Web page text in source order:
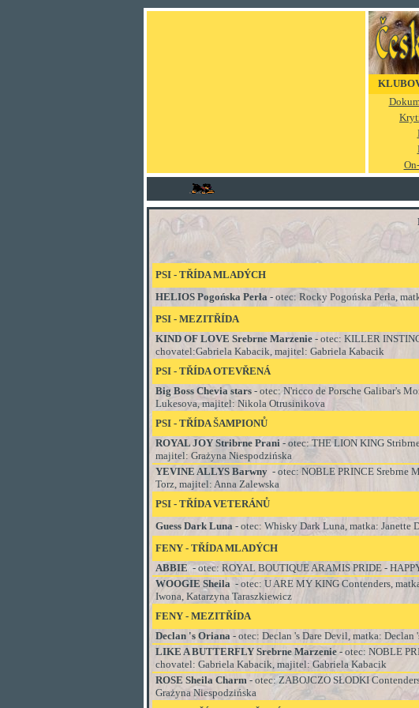
PSI - TŘÍDAMLADÝCH
HELIOS Pogońska Perła - otec: Rocky Pogońska Perła,
PSI - MEZITŘÍDA
KIND OF LOVE Srebrne Marzenie - otec: KILLER
chovatel:Gabriela Kabacik, majitel: Gabriela Kabacik
PSI - TŘÍDA OTEVŘENÁ
Big Boss Chevia stars - otec:N'ricco de Porsche Galibar's
Lukesova, majitel: Nikola Otrusinikova
PSI - TŘÍDA ŠAMPIONŮ
ROYAL JOY Stribrne Prani - otec:THE LION KING
majitel: Grażyna Niespodzińska
YEVINE ALLYS Barwny - otec: NOBLE PRINCE Srebrne
Torz, majitel: Anna Zalewska
PSI - TŘÍDA VETERÁNŮ
Guess Dark Luna - otec: Whisky Dark Luna, matka: Janette
FENY - TŘÍDA MLADÝCH
ABBIE - otec: ROYAL BOUTIQUE ARAMIS PRIDE -
WOOGIE Sheila - otec: U ARE MY KING Contenders,
Iwona, Katarzyna Taraszkiewicz
FENY - MEZITŘÍDA
Declan 's Oriana - otec: Declan 's Dare Devil, matka: Declan
LIKE A BUTTERFLY Srebrne Marzenie - otec: NOBLE
chovatel: Gabriela Kabacik, majitel: Gabriela Kabacik
ROSE Sheila Charm - otec:ZABOJCZO SŁODKI
Grażyna Niespodzińska